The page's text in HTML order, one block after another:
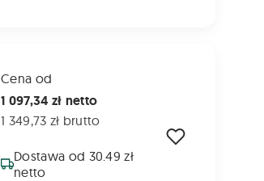
Cena od
1 097,34 zł netto
1 349,73 zł brutto
Dostawa od 30.49 zł
netto